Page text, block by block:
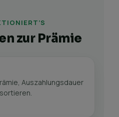
zur Prämie
Auszahlungsdauer